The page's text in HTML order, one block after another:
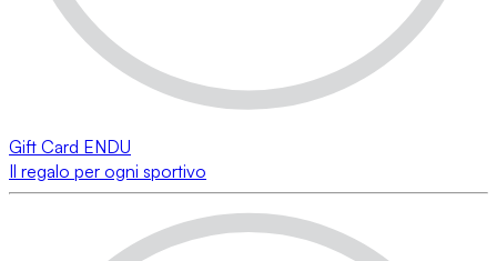
Gift Card ENDU
Il regalo per ogni sportivo